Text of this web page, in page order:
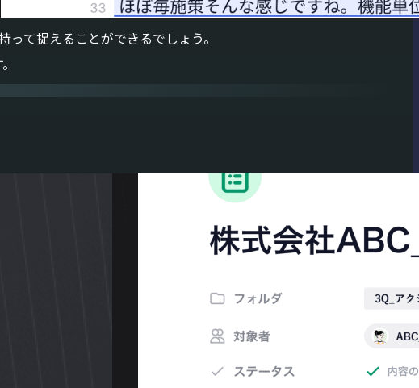
て捉えることができるでしょう。